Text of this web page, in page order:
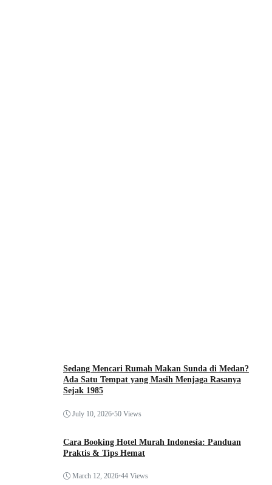
Sedang Mencari Rumah Makan Sunda di Medan?
Ada Satu Tempat yang Masih Menjaga Rasanya
Sejak 1985
July 10, 2026•50 Views
Cara Booking Hotel Murah Indonesia: Panduan
Praktis & Tips Hemat
March 12, 2026•44 Views